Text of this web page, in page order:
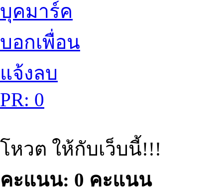
บุคมาร์ค
บอกเพื่อน
แจ้งลบ
PR: 0
โหวต ให้กับเว็บนี้!!!
คะแนน: 0 คะแนน